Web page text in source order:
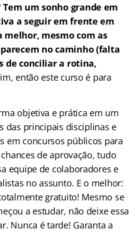
um sonho grande em
a seguir em frente em
melhor, mesmo com as
no caminho (falta
de conciliar a rotina,
então este curso é para
objetiva e prática em um
das principais disciplinas e
em concursos públicos para
de aprovação, tudo
equipe de colaboradores e
no assunto. E o melhor:
gratuito! Mesmo se
a estudar, não deixe essa
Nunca é tarde! Garanta a